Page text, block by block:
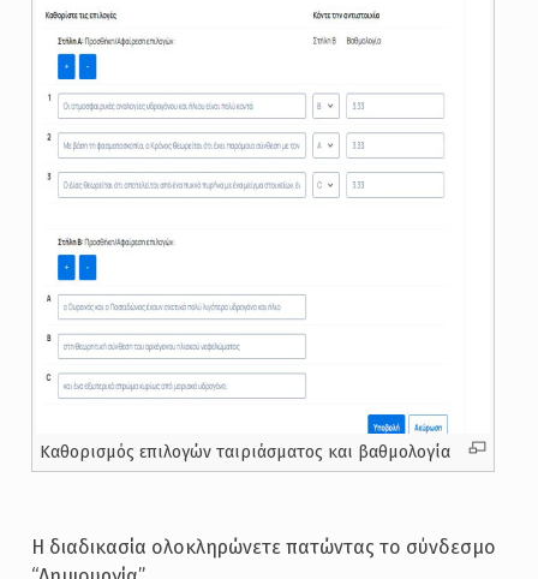
Καθορισμός επιλογών ταιριάσματος και βαθμολογία
Η διαδικασία ολοκληρώνετε πατώντας το σύνδεσμο